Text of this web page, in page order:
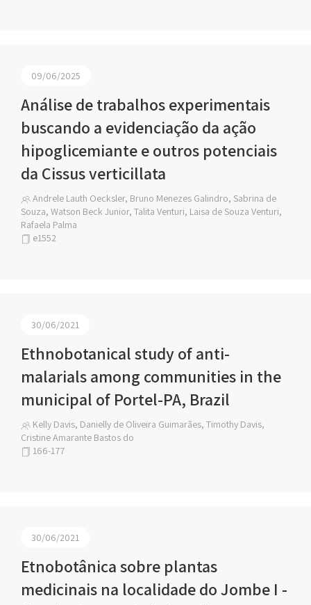
09/06/2025
Análise de trabalhos experimentais
buscando a evidenciação da ação
hipoglicemiante e outros potenciais
da Cissus verticillata
Andrele Lauth Oecksler, Bruno Menezes Galindro, Sabrina de
Souza, Watson Beck Junior, Talita Venturi, Laisa de Souza Venturi,
Rafaela Palma
e1552
30/06/2021
Ethnobotanical study of anti-
malarials among communities in the
municipal of Portel-PA, Brazil
Kelly Davis, Danielly de Oliveira Guimarães, Timothy Davis,
Cristine Amarante Bastos do
166-177
30/06/2021
Etnobotânica sobre plantas
medicinais na localidade do Jombe I -